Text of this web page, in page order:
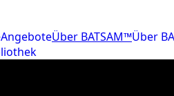
AngeboteÜber BATSAM™Über